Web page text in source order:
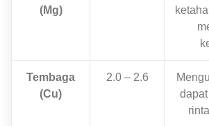
(Mg)
Tembaga
(Cu)
2.0 – 2.6